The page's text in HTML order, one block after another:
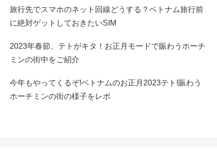
旅行先でスマホのネット回線どうする？ベトナム旅行前
に絶対ゲットしておきたいSIM
2023年春節、テトがキタ！お正月モードで賑わうホーチ
ミンの街中をご紹介
今年もやってくるぞ!ベトナムのお正月2023テト!賑わう
ホーチミンの街の様子をレポ